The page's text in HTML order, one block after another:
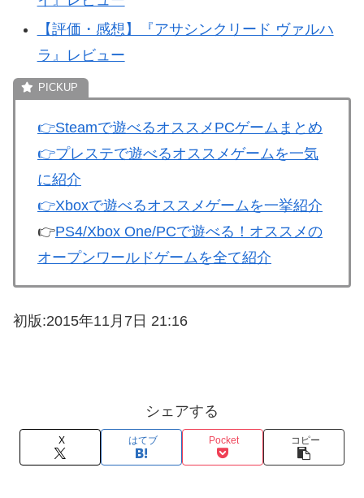
【評価・感想】『アサシンクリード ヴァルハ
ラ』レビュー
👉Steamで遊べるオススメPCゲームまとめ
👉プレステで遊べるオススメゲームを一気
に紹介
👉Xboxで遊べるオススメゲームを一挙紹介
👉PS4/Xbox One/PCで遊べる！オススメの
オープンワールドゲームを全て紹介
初版:2015年11月7日 21:16
シェアする
X はてブ Pocket コピー